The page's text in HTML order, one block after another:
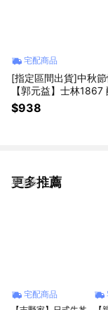
宅配商品
[指定區間出貨]中秋節
【郭元益】士林1867
禮盒(9入/盒)(含運)【
餅 禮品
$938
更多推薦
看更多
宅配商品